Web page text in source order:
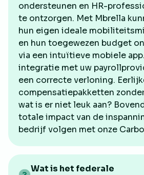
ondersteunen en HR-
te ontzorgen. Met Mbrella
hun eigen ideale
en hun toegewezen budget
via een intuïtieve mobiele
integratie met uw
een correcte verloning.
compensatiepakketten
wat is er niet leuk aan?
totale impact van de
bedrijf volgen met onze
Wat is het federale